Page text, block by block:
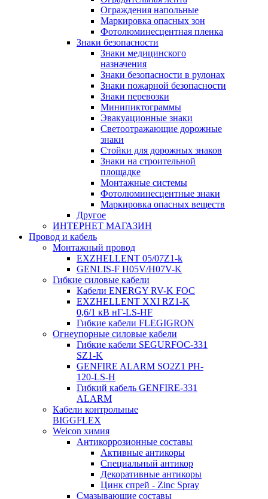
Ограждения напольные
Маркировка опасных зон
Фотолюминесцентная пленка
Знаки безопасности
Знаки медицинского
назначения
Знаки безопасности в рулонах
Знаки пожарной безопасности
Знаки перевозки
Минипиктограммы
Эвакуационные знаки
Светоотражающие дорожные
знаки
Стойки для дорожных знаков
Знаки на строительной
площадке
Монтажные системы
Фотолюминесцентные знаки
Маркировка опасных веществ
Другое
ИНТЕРНЕТ МАГАЗИН
Провод и кабель
Монтажный провод
EXZHELLENT 05/07Z1-k
GENLIS-F Н05V/H07V-K
Гибкие силовые кабели
Кабели ENERGY RV-K FOC
EXZHELLENT XXI RZ1-K
0,6/1 кВ нГ-LS-HF
Гибкие кабели FLEGIGRON
Огнеупорные силовые кабели
Гибкие кабели SEGURFOC-331
SZ1-K
GENFIRE ALARM SO2Z1 PH-
120-LS-H
Гибкий кабель GENFIRE-331
ALARM
Кабели контрольные
BIGGFLEX
Weicon химия
Антикоррозионные составы
Активные антикоры
Специальный антикор
Декоративные антикоры
Цинк спрей - Zinc Spray
Смазывающие составы